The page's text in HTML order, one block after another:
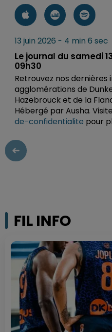
13 juin 2026 - 4 min 6 sec
Le journal du samedi
09h30
Retrouvez nos dernières
agglomérations de
Hazebrouck et de la
Hébergé par Ausha.
de-confidentialite pour
FIL INFO